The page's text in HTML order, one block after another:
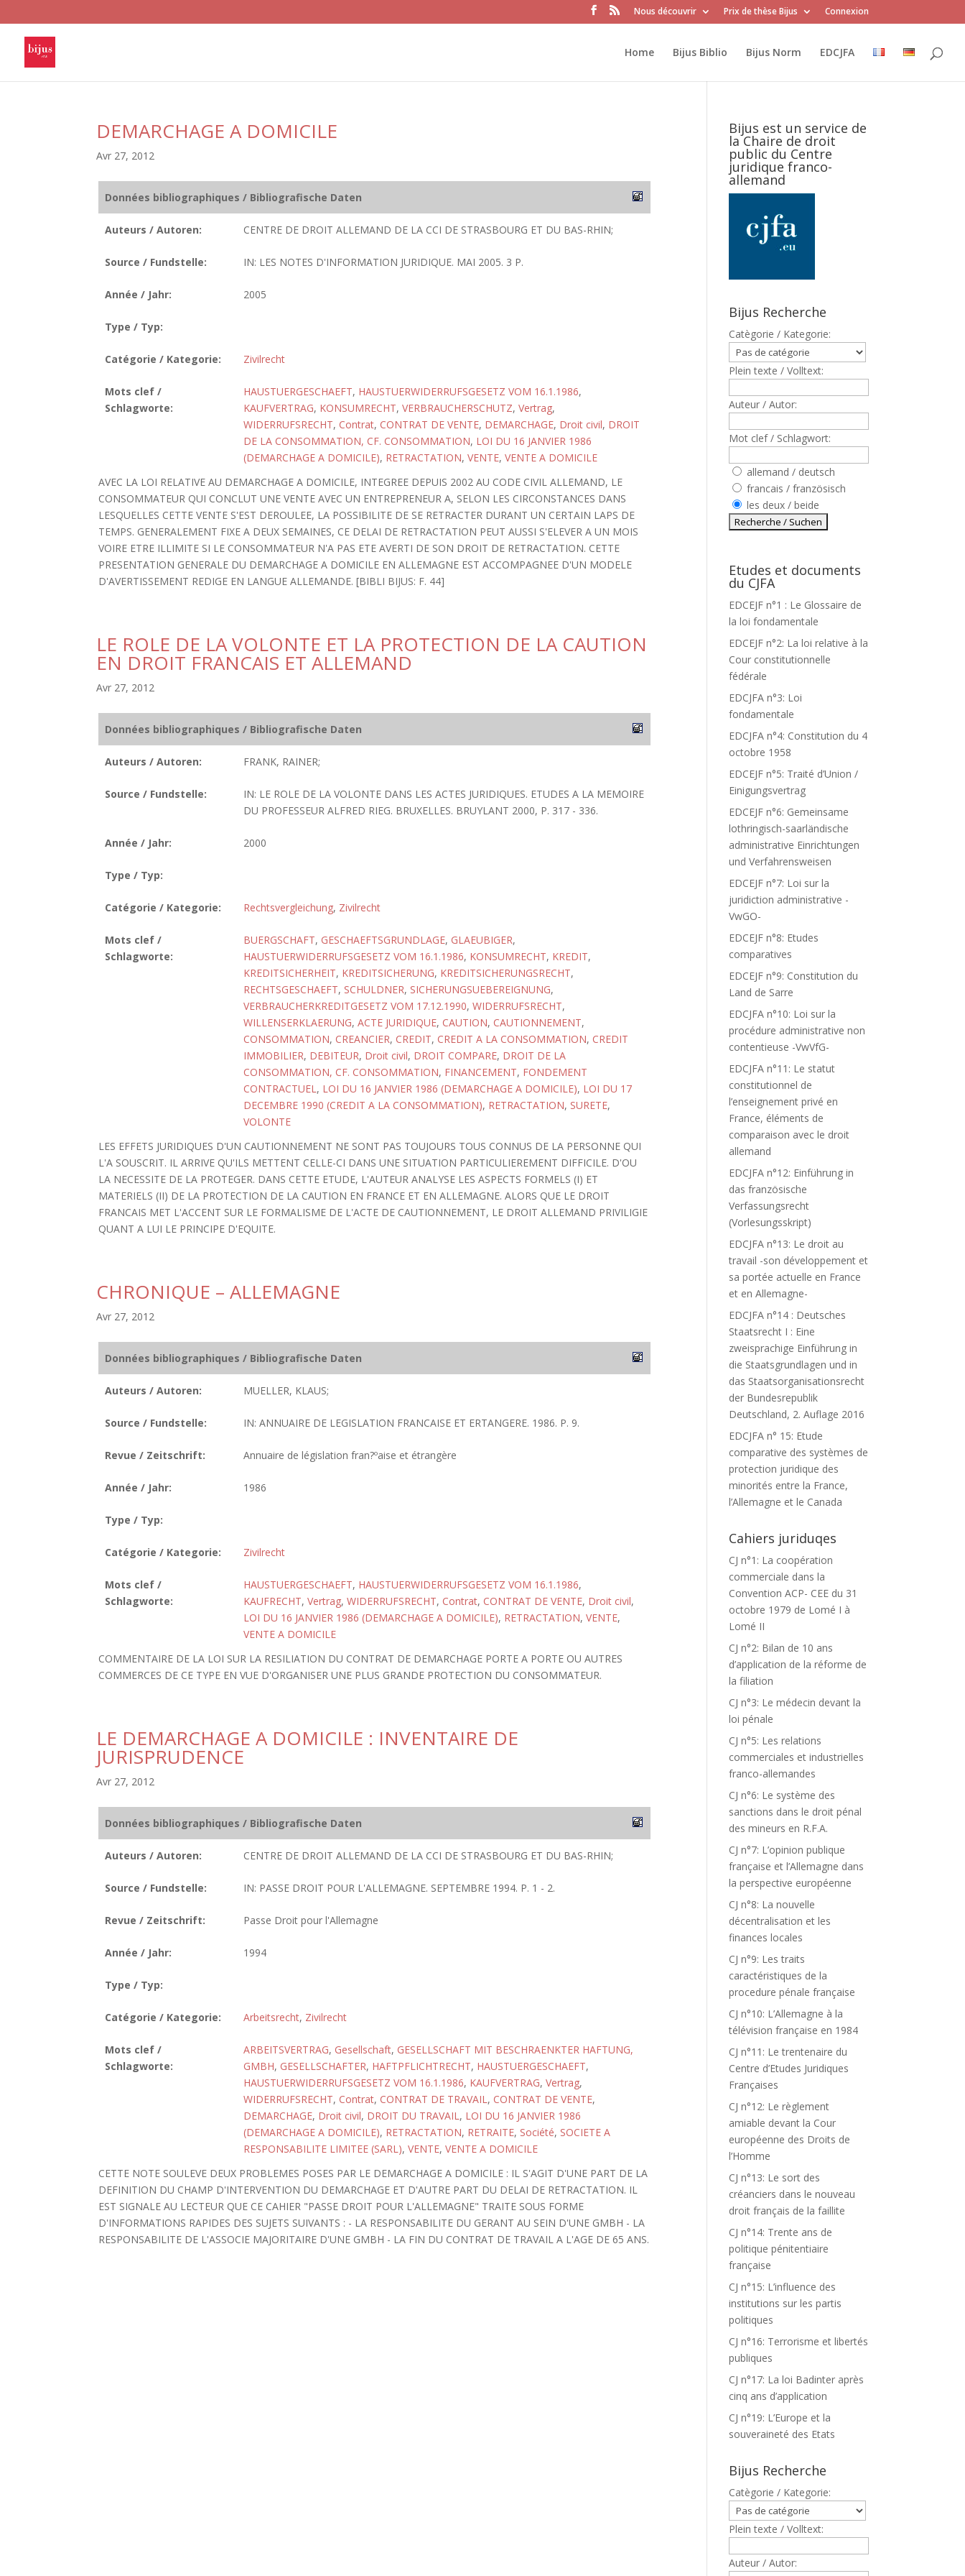
Nous découvrir Prix de thèse Bijus Connexion
Home Bijus Biblio Bijus Norm EDCJFA
DEMARCHAGE A DOMICILE
Avr 27, 2012
Données bibliographiques / Bibliografische Daten
Auteurs / Autoren: CENTRE DE DROIT ALLEMAND DE LA CCI DE STRASBOURG ET DU BAS-RHIN;
Source / Fundstelle: IN: LES NOTES D'INFORMATION JURIDIQUE. MAI 2005. 3 P.
Année / Jahr: 2005
Type / Typ:
Catégorie / Kategorie: Zivilrecht
Mots clef /
Schlagworte:
HAUSTUERGESCHAEFT, HAUSTUERWIDERRUFSGESETZ VOM 16.1.1986,
KAUFVERTRAG, KONSUMRECHT, VERBRAUCHERSCHUTZ, Vertrag,
WIDERRUFSRECHT, Contrat, CONTRAT DE VENTE, DEMARCHAGE, Droit civil, DROIT
DE LA CONSOMMATION, CF. CONSOMMATION, LOI DU 16 JANVIER 1986
(DEMARCHAGE A DOMICILE), RETRACTATION, VENTE, VENTE A DOMICILE
AVEC LA LOI RELATIVE AU DEMARCHAGE A DOMICILE, INTEGREE DEPUIS 2002 AU CODE CIVIL ALLEMAND, LE
CONSOMMATEUR QUI CONCLUT UNE VENTE AVEC UN ENTREPRENEUR A, SELON LES CIRCONSTANCES DANS
LESQUELLES CETTE VENTE S'EST DEROULEE, LA POSSIBILITE DE SE RETRACTER DURANT UN CERTAIN LAPS DE
TEMPS. GENERALEMENT FIXE A DEUX SEMAINES, CE DELAI DE RETRACTATION PEUT AUSSI S'ELEVER A UN MOIS
VOIRE ETRE ILLIMITE SI LE CONSOMMATEUR N'A PAS ETE AVERTI DE SON DROIT DE RETRACTATION. CETTE
PRESENTATION GENERALE DU DEMARCHAGE A DOMICILE EN ALLEMAGNE EST ACCOMPAGNEE D'UN MODELE
D'AVERTISSEMENT REDIGE EN LANGUE ALLEMANDE. [BIBLI BIJUS: F. 44]
LE ROLE DE LA VOLONTE ET LA PROTECTION DE LA CAUTION
EN DROIT FRANCAIS ET ALLEMAND
Avr 27, 2012
Données bibliographiques / Bibliografische Daten
Auteurs / Autoren: FRANK, RAINER;
Source / Fundstelle:
IN: LE ROLE DE LA VOLONTE DANS LES ACTES JURIDIQUES. ETUDES A LA MEMOIRE
DU PROFESSEUR ALFRED RIEG. BRUXELLES. BRUYLANT 2000, P. 317 - 336.
Année / Jahr: 2000
Type / Typ:
Catégorie / Kategorie: Rechtsvergleichung, Zivilrecht
Mots clef /
Schlagworte:
BUERGSCHAFT, GESCHAEFTSGRUNDLAGE, GLAEUBIGER,
HAUSTUERWIDERRUFSGESETZ VOM 16.1.1986, KONSUMRECHT, KREDIT,
KREDITSICHERHEIT, KREDITSICHERUNG, KREDITSICHERUNGSRECHT,
RECHTSGESCHAEFT, SCHULDNER, SICHERUNGSUEBEREIGNUNG,
VERBRAUCHERKREDITGESETZ VOM 17.12.1990, WIDERRUFSRECHT,
WILLENSERKLAERUNG, ACTE JURIDIQUE, CAUTION, CAUTIONNEMENT,
CONSOMMATION, CREANCIER, CREDIT, CREDIT A LA CONSOMMATION, CREDIT
IMMOBILIER, DEBITEUR, Droit civil, DROIT COMPARE, DROIT DE LA
CONSOMMATION, CF. CONSOMMATION, FINANCEMENT, FONDEMENT
CONTRACTUEL, LOI DU 16 JANVIER 1986 (DEMARCHAGE A DOMICILE), LOI DU 17
DECEMBRE 1990 (CREDIT A LA CONSOMMATION), RETRACTATION, SURETE,
VOLONTE
LES EFFETS JURIDIQUES D'UN CAUTIONNEMENT NE SONT PAS TOUJOURS TOUS CONNUS DE LA PERSONNE QUI
L'A SOUSCRIT. IL ARRIVE QU'ILS METTENT CELLE-CI DANS UNE SITUATION PARTICULIEREMENT DIFFICILE. D'OU
LA NECESSITE DE LA PROTEGER. DANS CETTE ETUDE, L'AUTEUR ANALYSE LES ASPECTS FORMELS (I) ET
MATERIELS (II) DE LA PROTECTION DE LA CAUTION EN FRANCE ET EN ALLEMAGNE. ALORS QUE LE DROIT
FRANCAIS MET L'ACCENT SUR LE FORMALISME DE L'ACTE DE CAUTIONNEMENT, LE DROIT ALLEMAND PRIVILIGIE
QUANT A LUI LE PRINCIPE D'EQUITE.
CHRONIQUE – ALLEMAGNE
Avr 27, 2012
Données bibliographiques / Bibliografische Daten
Auteurs / Autoren: MUELLER, KLAUS;
Source / Fundstelle: IN: ANNUAIRE DE LEGISLATION FRANCAISE ET ERTANGERE. 1986. P. 9.
Revue / Zeitschrift: Annuaire de législation fran?ºaise et étrangère
Année / Jahr: 1986
Type / Typ:
Catégorie / Kategorie: Zivilrecht
Mots clef /
Schlagworte:
HAUSTUERGESCHAEFT, HAUSTUERWIDERRUFSGESETZ VOM 16.1.1986,
KAUFRECHT, Vertrag, WIDERRUFSRECHT, Contrat, CONTRAT DE VENTE, Droit civil,
LOI DU 16 JANVIER 1986 (DEMARCHAGE A DOMICILE), RETRACTATION, VENTE,
VENTE A DOMICILE
COMMENTAIRE DE LA LOI SUR LA RESILIATION DU CONTRAT DE DEMARCHAGE PORTE A PORTE OU AUTRES
COMMERCES DE CE TYPE EN VUE D'ORGANISER UNE PLUS GRANDE PROTECTION DU CONSOMMATEUR.
LE DEMARCHAGE A DOMICILE : INVENTAIRE DE
JURISPRUDENCE
Avr 27, 2012
Données bibliographiques / Bibliografische Daten
Auteurs / Autoren: CENTRE DE DROIT ALLEMAND DE LA CCI DE STRASBOURG ET DU BAS-RHIN;
Source / Fundstelle: IN: PASSE DROIT POUR L'ALLEMAGNE. SEPTEMBRE 1994. P. 1 - 2.
Revue / Zeitschrift: Passe Droit pour l'Allemagne
Année / Jahr: 1994
Type / Typ:
Catégorie / Kategorie: Arbeitsrecht, Zivilrecht
Mots clef /
Schlagworte:
ARBEITSVERTRAG, Gesellschaft, GESELLSCHAFT MIT BESCHRAENKTER HAFTUNG,
GMBH, GESELLSCHAFTER, HAFTPFLICHTRECHT, HAUSTUERGESCHAEFT,
HAUSTUERWIDERRUFSGESETZ VOM 16.1.1986, KAUFVERTRAG, Vertrag,
WIDERRUFSRECHT, Contrat, CONTRAT DE TRAVAIL, CONTRAT DE VENTE,
DEMARCHAGE, Droit civil, DROIT DU TRAVAIL, LOI DU 16 JANVIER 1986
(DEMARCHAGE A DOMICILE), RETRACTATION, RETRAITE, Société, SOCIETE A
RESPONSABILITE LIMITEE (SARL), VENTE, VENTE A DOMICILE
CETTE NOTE SOULEVE DEUX PROBLEMES POSES PAR LE DEMARCHAGE A DOMICILE : IL S'AGIT D'UNE PART DE LA
DEFINITION DU CHAMP D'INTERVENTION DU DEMARCHAGE ET D'AUTRE PART DU DELAI DE RETRACTATION. IL
EST SIGNALE AU LECTEUR QUE CE CAHIER "PASSE DROIT POUR L'ALLEMAGNE" TRAITE SOUS FORME
D'INFORMATIONS RAPIDES DES SUJETS SUIVANTS : - LA RESPONSABILITE DU GERANT AU SEIN D'UNE GMBH - LA
RESPONSABILITE DE L'ASSOCIE MAJORITAIRE D'UNE GMBH - LA FIN DU CONTRAT DE TRAVAIL A L'AGE DE 65 ANS.
Bijus est un service de
la Chaire de droit
public du Centre
juridique franco-
allemand
Bijus Recherche
Catègorie / Kategorie:
Plein texte / Volltext:
Auteur / Autor:
Mot clef / Schlagwort:
allemand / deutsch
francais / französisch
les deux / beide
Etudes et documents
du CJFA
EDCEJF n°1 : Le Glossaire de
la loi fondamentale
EDCEJF n°2: La loi relative à la
Cour constitutionnelle
fédérale
EDCJFA n°3: Loi
fondamentale
EDCJFA n°4: Constitution du 4
octobre 1958
EDCEJF n°5: Traité d’Union /
Einigungsvertrag
EDCEJF n°6: Gemeinsame
lothringisch-saarländische
administrative Einrichtungen
und Verfahrensweisen
EDCEJF n°7: Loi sur la
juridiction administrative -
VwGO-
EDCEJF n°8: Etudes
comparatives
EDCEJF n°9: Constitution du
Land de Sarre
EDCJFA n°10: Loi sur la
procédure administrative non
contentieuse -VwVfG-
EDCJFA n°11: Le statut
constitutionnel de
l’enseignement privé en
France, éléments de
comparaison avec le droit
allemand
EDCJFA n°12: Einführung in
das französische
Verfassungsrecht
(Vorlesungsskript)
EDCJFA n°13: Le droit au
travail -son développement et
sa portée actuelle en France
et en Allemagne-
EDCJFA n°14 : Deutsches
Staatsrecht I : Eine
zweisprachige Einführung in
die Staatsgrundlagen und in
das Staatsorganisationsrecht
der Bundesrepublik
Deutschland, 2. Auflage 2016
EDCJFA n° 15: Etude
comparative des systèmes de
protection juridique des
minorités entre la France,
l’Allemagne et le Canada
Cahiers juriduqes
CJ n°1: La coopération
commerciale dans la
Convention ACP- CEE du 31
octobre 1979 de Lomé I à
Lomé II
CJ n°2: Bilan de 10 ans
d’application de la réforme de
la filiation
CJ n°3: Le médecin devant la
loi pénale
CJ n°5: Les relations
commerciales et industrielles
franco-allemandes
CJ n°6: Le système des
sanctions dans le droit pénal
des mineurs en R.F.A.
CJ n°7: L’opinion publique
française et l’Allemagne dans
la perspective européenne
CJ n°8: La nouvelle
décentralisation et les
finances locales
CJ n°9: Les traits
caractéristiques de la
procedure pénale française
CJ n°10: L’Allemagne à la
télévision française en 1984
CJ n°11: Le trentenaire du
Centre d’Etudes Juridiques
Françaises
CJ n°12: Le règlement
amiable devant la Cour
européenne des Droits de
l’Homme
CJ n°13: Le sort des
créanciers dans le nouveau
droit français de la faillite
CJ n°14: Trente ans de
politique pénitentiaire
française
CJ n°15: L’influence des
institutions sur les partis
politiques
CJ n°16: Terrorisme et libertés
publiques
CJ n°17: La loi Badinter après
cinq ans d’application
CJ n°19: L’Europe et la
souveraineté des Etats
Bijus Recherche
Catègorie / Kategorie:
Plein texte / Volltext:
Auteur / Autor: